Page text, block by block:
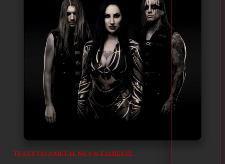
ΤΕΛΕΥΤΑΊΑ METAL ΝΈΑ & EΙΔΉΣΕΙΣ